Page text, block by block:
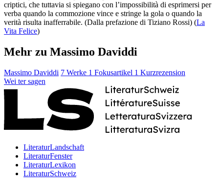
criptici, che tuttavia si spiegano con l’impossibilità di esprimersi per
verba quando la commozione vince e stringe la gola o quando la
verità risulta inafferrabile. (Dalla prefazione di Tiziano Rossi) (La
Vita Felice)
Mehr zu Massimo Daviddi
Massimo Daviddi 7 Werke 1 Fokusartikel 1 Kurzrezension
Wei ter sagen
LiteraturLandschaft
LiteraturFenster
LiteraturLexikon
LiteraturSchweiz